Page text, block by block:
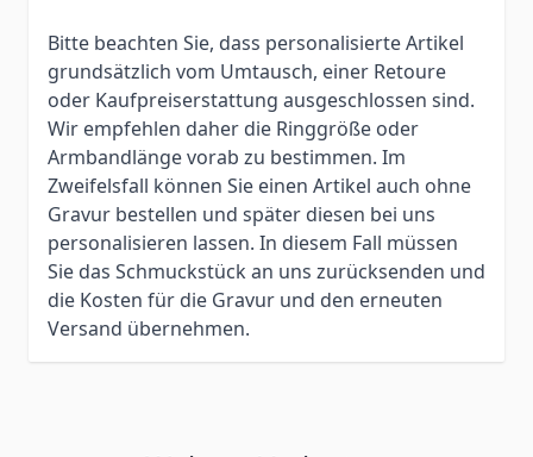
Bitte beachten Sie, dass personalisierte Artikel
grundsätzlich vom Umtausch, einer Retoure
oder Kaufpreiserstattung ausgeschlossen sind.
Wir empfehlen daher die Ringgröße oder
Armbandlänge vorab zu bestimmen. Im
Zweifelsfall können Sie einen Artikel auch ohne
Gravur bestellen und später diesen bei uns
personalisieren lassen. In diesem Fall müssen
Sie das Schmuckstück an uns zurücksenden und
die Kosten für die Gravur und den erneuten
Versand übernehmen.